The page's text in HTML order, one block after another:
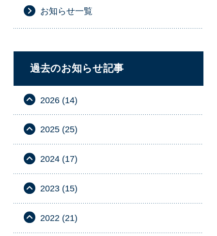
お知らせ一覧
過去のお知らせ記事
2026 (14)
2025 (25)
2024 (17)
2023 (15)
2022 (21)